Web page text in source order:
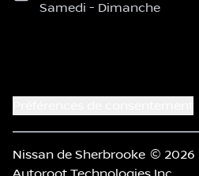
Samedi - Dimanche
Nissan de Sherbrooke © 2026